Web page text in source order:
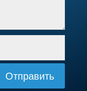
Отправить